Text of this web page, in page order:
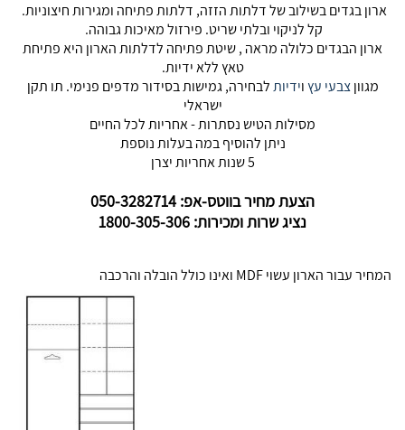
ארון בגדים בשילוב של דלתות הזזה, דלתות פתיחה ומגירות חיצוניות.
קל לניקוי ובלתי שריט. פירזול מאיכות גבוהה.
ארון הבגדים כלולה מראה , שיטת פתיחה לדלתות הארון היא פתיחת
טאץ ללא ידיות.
מגווןצבעי עץוידיותלבחירה, גמישות בסידור מדפים פנימי. תו תקן
ישראלי
מסילות הטיש נסתרות - אחריות לכל החיים
ניתן להוסיף במה בעלות נוספת
5 שנות אחריות יצרן
הצעת מחיר בווטס-אפ: 050-3282714
נציג שרות ומכירות: 1800-305-306
המחיר עבור הארון עשוי MDF ואינו כולל הובלה והרכבה